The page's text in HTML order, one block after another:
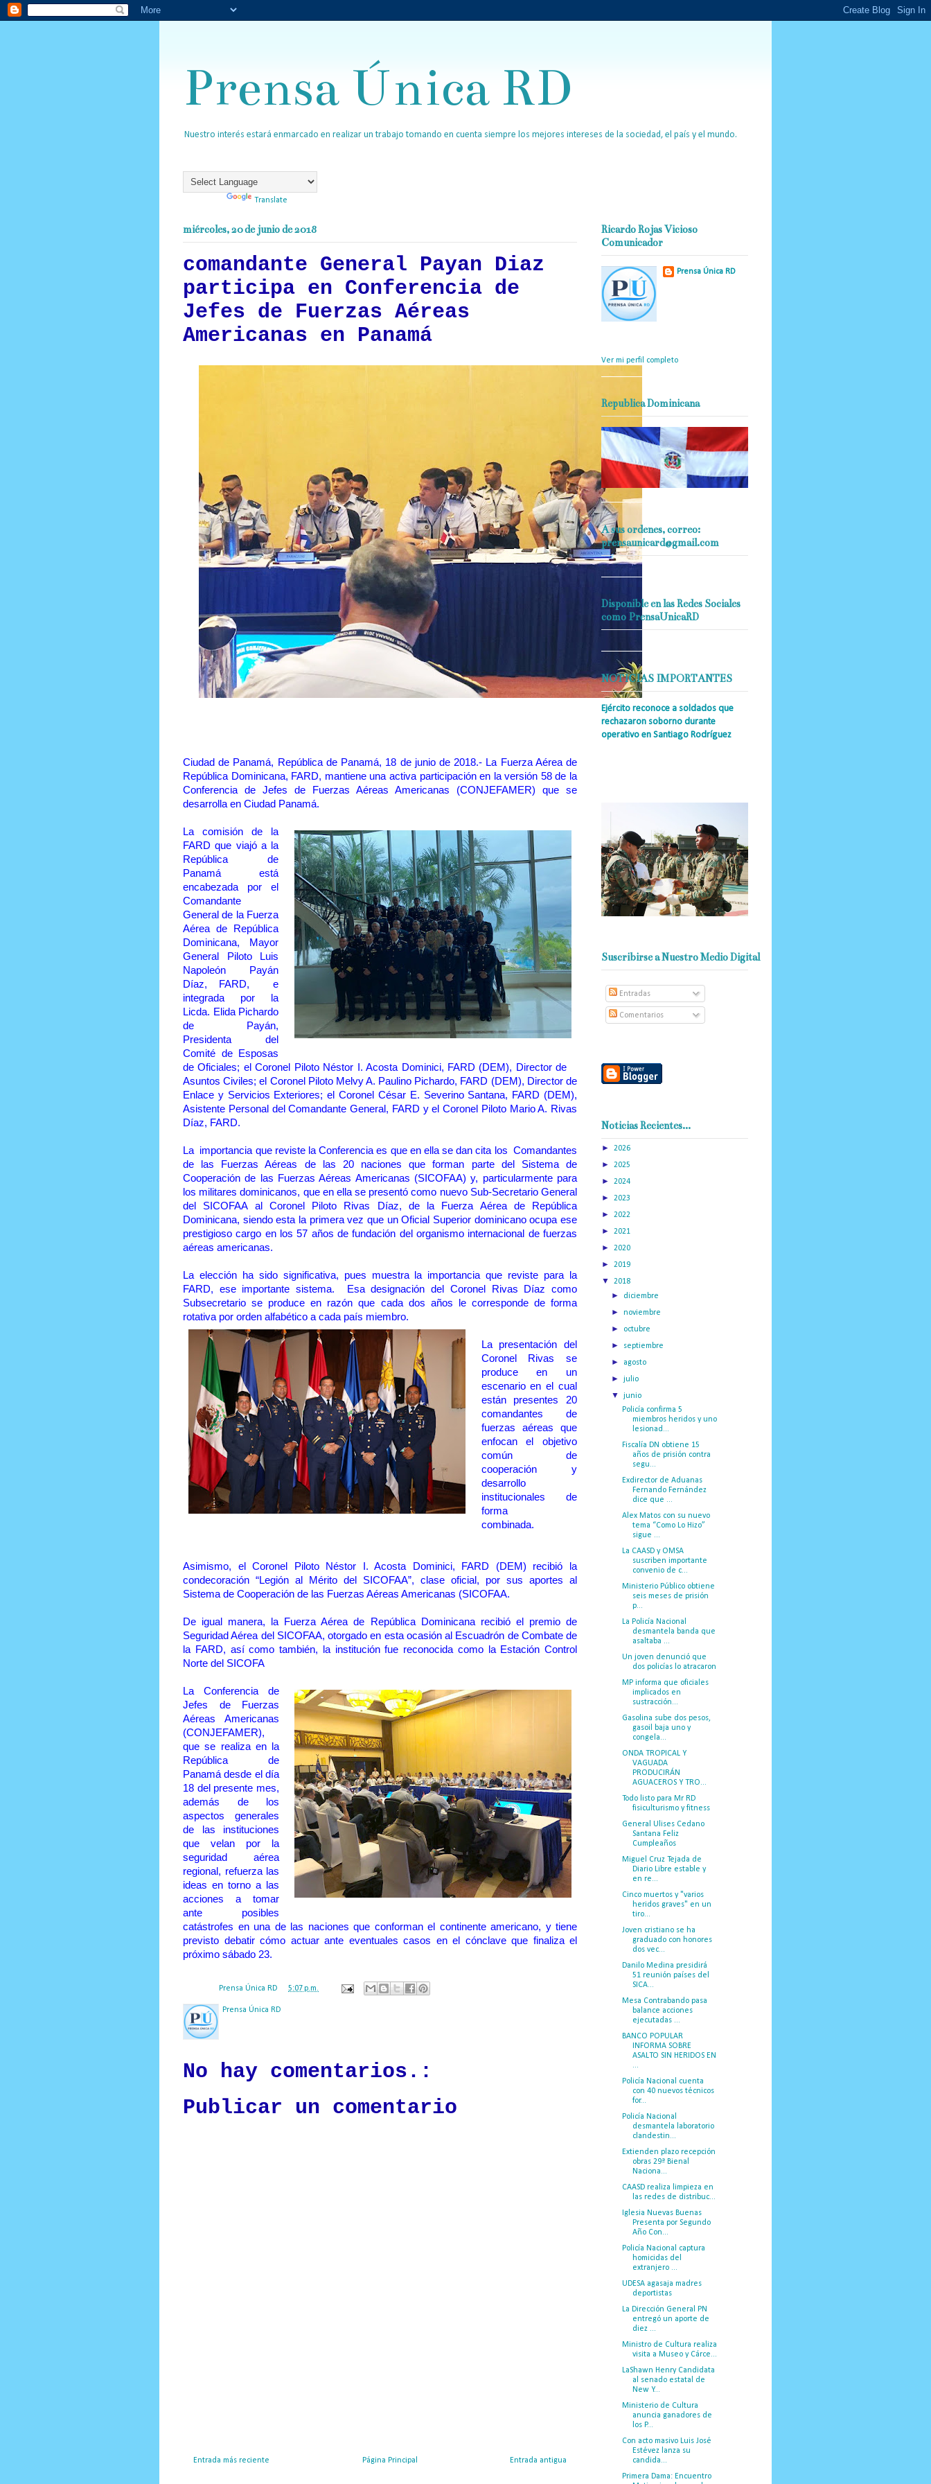
Prensa Única RD
Nuestro interés estará enmarcado en realizar un trabajo tomando en cuenta siempre los mejores intereses de la sociedad, el país y el mundo.
Translate
miércoles, 20 de junio de 2018
comandante General Payan Diaz
participa en Conferencia de
Jefes de Fuerzas Aéreas
Americanas en Panamá
Ciudad de Panamá, República de Panamá, 18 de junio de 2018.- La Fuerza Aérea de
República Dominicana, FARD, mantiene una activa participación en la versión 58 de la
Conferencia de Jefes de Fuerzas Aéreas Americanas (CONJEFAMER) que se
desarrolla en Ciudad Panamá.
La comisión de la
FARD que viajó a la
República de
Panamá está
encabezada por el
Comandante
General de la Fuerza
Aérea de República
Dominicana, Mayor
General Piloto Luis
Napoleón Payán
Díaz, FARD, e
integrada por la
Licda. Elida Pichardo
de Payán,
Presidenta del
Comité de Esposas
de Oficiales; el Coronel Piloto Néstor I. Acosta Dominici, FARD (DEM), Director de
Asuntos Civiles; el Coronel Piloto Melvy A. Paulino Pichardo, FARD (DEM), Director de
Enlace y Servicios Exteriores; el Coronel César E. Severino Santana, FARD (DEM),
Asistente Personal del Comandante General, FARD y el Coronel Piloto Mario A. Rivas
Díaz, FARD.
La importancia que reviste la Conferencia es que en ella se dan cita los Comandantes
de las Fuerzas Aéreas de las 20 naciones que forman parte del Sistema de
Cooperación de las Fuerzas Aéreas Americanas (SICOFAA) y, particularmente para
los militares dominicanos, que en ella se presentó como nuevo Sub-Secretario General
del SICOFAA al Coronel Piloto Rivas Díaz, de la Fuerza Aérea de República
Dominicana, siendo esta la primera vez que un Oficial Superior dominicano ocupa ese
prestigioso cargo en los 57 años de fundación del organismo internacional de fuerzas
aéreas americanas.
La elección ha sido significativa, pues muestra la importancia que reviste para la
FARD, ese importante sistema. Esa designación del Coronel Rivas Díaz como
Subsecretario se produce en razón que cada dos años le corresponde de forma
rotativa por orden alfabético a cada país miembro.
La presentación del
Coronel Rivas se
produce en un
escenario en el cual
están presentes 20
comandantes de
fuerzas aéreas que
enfocan el objetivo
común de
cooperación y
desarrollo
institucionales de
forma
combinada.
Asimismo, el Coronel Piloto Néstor I. Acosta Dominici, FARD (DEM) recibió la
condecoración “Legión al Mérito del SICOFAA”, clase oficial, por sus aportes al
Sistema de Cooperación de las Fuerzas Aéreas Americanas (SICOFAA.
De igual manera, la Fuerza Aérea de República Dominicana recibió el premio de
Seguridad Aérea del SICOFAA, otorgado en esta ocasión al Escuadrón de Combate de
la FARD, así como también, la institución fue reconocida como la Estación Control
Norte del SICOFA
La Conferencia de
Jefes de Fuerzas
Aéreas Americanas
(CONJEFAMER),
que se realiza en la
República de
Panamá desde el día
18 del presente mes,
además de los
aspectos generales
de las instituciones
que velan por la
seguridad aérea
regional, refuerza las
ideas en torno a las
acciones a tomar
ante posibles
catástrofes en una de las naciones que conforman el continente americano, y tiene
previsto debatir cómo actuar ante eventuales casos en el cónclave que finaliza el
próximo sábado 23.
Prensa Única RD 5:07 p.m.
Prensa Única RD
No hay comentarios.:
Publicar un comentario
Entrada más reciente Entrada antigua
Página Principal
Ricardo Rojas Vicioso
Comunicador
Prensa Única RD
Ver mi perfil completo
Republica Dominicana
A sus ordenes, correo:
prensaunicard@gmail.com
Disponible en las Redes Sociales
como PrensaUnicaRD
NOTICIAS IMPORTANTES
Ejército reconoce a soldados que
rechazaron soborno durante
operativo en Santiago Rodríguez
Suscribirse a Nuestro Medio Digital
Entradas
Comentarios
Noticias Recientes...
► 2026
► 2025
► 2024
► 2023
► 2022
► 2021
► 2020
► 2019
▼ 2018
► diciembre
►noviembre
► octubre
► septiembre
► agosto
►julio
▼junio
Policía confirma 5
miembros heridos y uno
lesionad...
Fiscalía DN obtiene 15
años de prisión contra
segu...
Exdirector de Aduanas
Fernando Fernández
dice que ...
Alex Matos con su nuevo
tema “Como Lo Hizo”
sigue ...
La CAASD y OMSA
suscriben importante
convenio de c...
Ministerio Público obtiene
seis meses de prisión
p...
La Policía Nacional
desmantela banda que
asaltaba ...
Un joven denunció que
dos policías lo atracaron
MP informa que oficiales
implicados en
sustracción...
Gasolina sube dos pesos,
gasoil baja uno y
congela...
ONDA TROPICAL Y
VAGUADA
PRODUCIRÁN
AGUACEROS Y TRO...
Todo listo para Mr RD
fisiculturismo y fitness
General Ulises Cedano
Santana Feliz
Cumpleaños
Miguel Cruz Tejada de
Diario Libre estable y
en re...
Cinco muertos y "varios
heridos graves" en un
tiro...
Joven cristiano se ha
graduado con honores
dos vec...
Danilo Medina presidirá
51 reunión países del
SICA...
Mesa Contrabando pasa
balance acciones
ejecutadas ...
BANCO POPULAR
INFORMA SOBRE
ASALTO SIN HERIDOS EN
...
Policía Nacional cuenta
con 40 nuevos técnicos
for...
Policía Nacional
desmantela laboratorio
clandestin...
Extienden plazo recepción
obras 29ª Bienal
Naciona...
CAASD realiza limpieza en
las redes de distribuc...
Iglesia Nuevas Buenas
Presenta por Segundo
Año Con...
Policía Nacional captura
homicidas del
extranjero ...
UDESA agasaja madres
deportistas
La Dirección General PN
entregó un aporte de
diez ...
Ministro de Cultura realiza
visita a Museo y Cárce...
LaShawn Henry Candidata
al senado estatal de
New Y...
Ministerio de Cultura
anuncia ganadores de
los P...
Con acto masivo Luis José
Estévez lanza su
candida...
Primera Dama: Encuentro